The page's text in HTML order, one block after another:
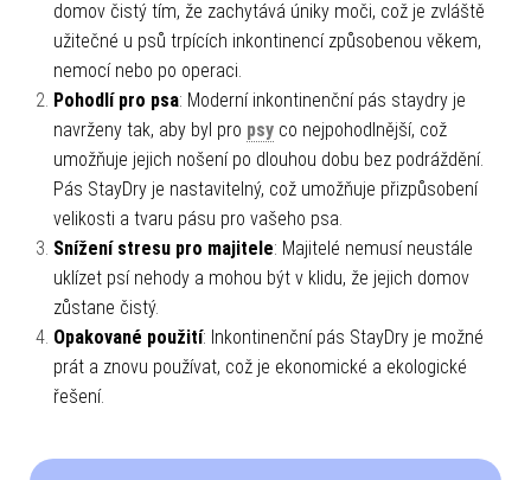
domov čistý tím, že zachytává úniky moči, což je zvláště
užitečné u psů trpících inkontinencí způsobenou věkem,
nemocí nebo po operaci.
Pohodlí pro psa: Moderní inkontinenční pás staydry je
navrženy tak, aby byl pro psy co nejpohodlnější, což
umožňuje jejich nošení po dlouhou dobu bez podráždění.
Pás StayDry je nastavitelný, což umožňuje přizpůsobení
velikosti a tvaru pásu pro vašeho psa.
Snížení stresu pro majitele: Majitelé nemusí neustále
uklízet psí nehody a mohou být v klidu, že jejich domov
zůstane čistý.
Opakované použití: Inkontinenční pás StayDry je možné
prát a znovu používat, což je ekonomické a ekologické
řešení.